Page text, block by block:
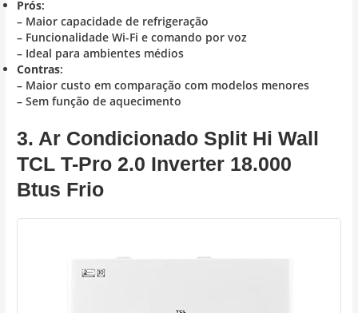
Prós:
– Maior capacidade de refrigeração
– Funcionalidade Wi-Fi e comando por voz
– Ideal para ambientes médios
Contras:
– Maior custo em comparação com modelos menores
– Sem função de aquecimento
3. Ar Condicionado Split Hi Wall
TCL T-Pro 2.0 Inverter 18.000
Btus Frio